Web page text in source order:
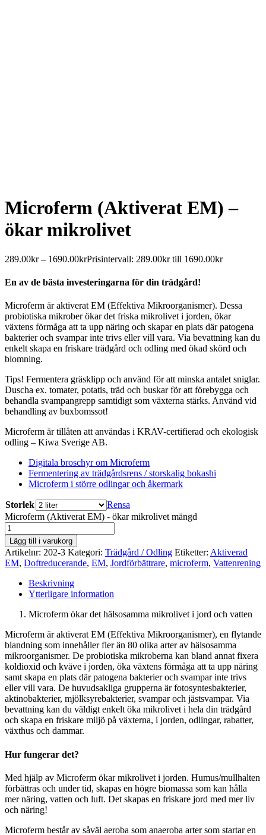
Microferm (Aktiverat EM) –
ökar mikrolivet
289.00kr – 1690.00krPrisintervall: 289.00kr till 1690.00kr
En av de bästa investeringarna för din trädgård!
Microferm är aktiverat EM (Effektiva Mikroorganismer). Dessa
probiotiska mikrober ökar det friska mikrolivet i jorden, ökar
växtens förmåga att ta upp näring och skapar en plats där patogena
bakterier och svampar inte trivs eller vill vara. Via bevattning kan du
enkelt skapa en friskare trädgård och odling med ökad skörd och
blomning.
Tips! Fermentera gräsklipp och använd för att minska antalet sniglar.
Duscha ex. tomater, potatis, träd och buskar för att förebygga och
behandla svampangrepp samtidigt som växterna stärks. Använd vid
behandling av buxbomssot!
Microferm är tillåten att användas i KRAV-certifierad och ekologisk
odling – Kiwa Sverige AB.
Digitala broschyr om Microferm
Fermentering av trädgårdsrens / storskalig bokashi
Microferm i större odlingar och åkermark
Storlek
Rensa
Microferm (Aktiverat EM) - ökar mikrolivet mängd
Lägg till i varukorg
Artikelnr: 202-3 Kategori: Trädgård / Odling Etiketter: Aktiverad
EM, Doftreducerande, EM, Jordförbättrare, microferm, Vattenrening
Beskrivning
Ytterligare information
Microferm ökar det hälsosamma mikrolivet i jord och vatten
Microferm är aktiverat EM (Effektiva Mikroorganismer), en flytande
blandning som innehåller fler än 80 olika arter av hälsosamma
mikroorganismer. De probiotiska mikroberna kan bland annat fixera
koldioxid och kväve i jorden, öka växtens förmåga att ta upp näring
samt skapa en plats där patogena bakterier och svampar inte trivs
eller vill vara. De huvudsakliga grupperna är fotosyntesbakterier,
aktinobakterier, mjölksyrebakterier, svampar och jästsvampar. Via
bevattning kan du väldigt enkelt öka mikrolivet i hela din trädgård
och skapa en friskare miljö på växterna, i jorden, odlingar, rabatter,
växthus och dammar.
Hur fungerar det?
Med hjälp av Microferm ökar mikrolivet i jorden. Humus/mullhalten
förbättras och under tid, skapas en högre biomassa som kan hålla
mer näring, vatten och luft. Det skapas en friskare jord med mer liv
och näring!
Microferm består av såväl aeroba som anaeroba arter som startar en